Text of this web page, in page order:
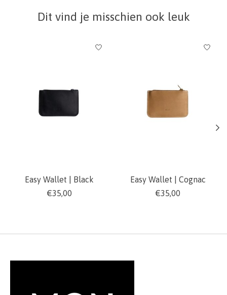
Dit vind je misschien ook leuk
Items van productcarrousel
Easy Wallet | Black
€35,00
Easy Wallet | Cognac
€35,00